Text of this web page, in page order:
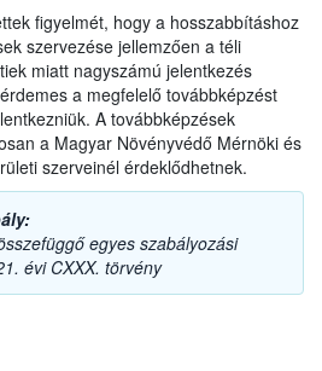
figyelmét, hogy a hosszabbításhoz
szervezése jellemzően a téli
miatt nagyszámú jelentkezés
a megfelelő továbbképzést
A továbbképzések
a Magyar Növényvédő Mérnöki és
szerveinél érdeklődhetnek.
egyes szabályozási
évi CXXX. törvény